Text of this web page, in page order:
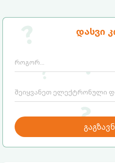
დასვი
თქვენს